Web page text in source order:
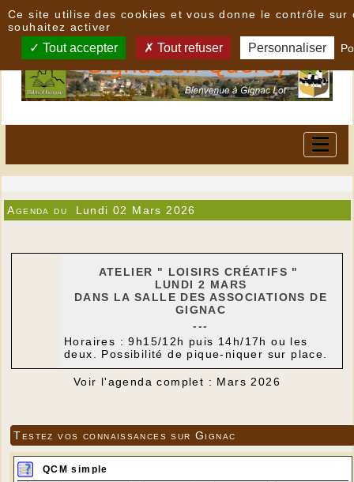
Agenda du Lundi 02 Mars 2026
ATELIER " LOISIRS CRÉATIFS "
LUNDI 2 MARS
DANS LA SALLE DES ASSOCIATIONS DE
GIGNAC
---
Horaires : 9h15/12h puis 14h/17h ou les
deux. Possibilité de pique-niquer sur place.
Voir l'agenda complet : Mars 2026
Testez vos connaissances sur Gignac
QCM simple
Ce site utilise des cookies et vous donne le contrôle sur
souhaitez activer
Tout accepter Tout refuser Personnaliser